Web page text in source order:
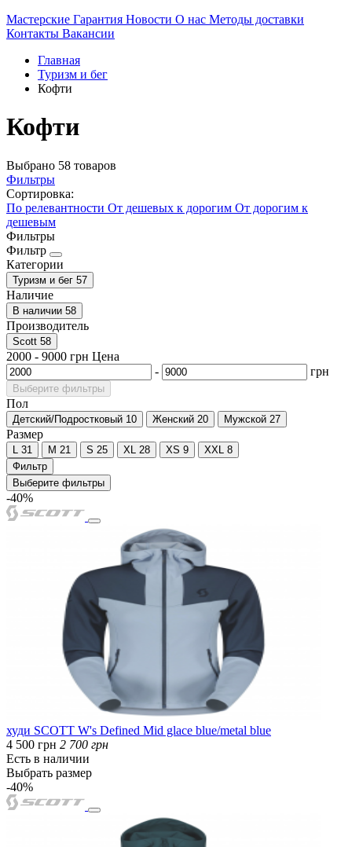
Мастерские Гарантия Новости О нас Методы доставки
Контакты Вакансии
Главная
Туризм и бег
Кофти
Кофти
Выбрано 58 товаров
Фильтры
Сортировка:
По релевантности От дешевых к дорогим От дорогим к
дешевым
Фильтры
Фильтр
Категории
Туризм и бег 57
Наличие
В наличии 58
Производитель
Scott 58
2000 - 9000 грн Цена
-
грн
Выберите фильтры
Пол
Детский/Подростковый 10 Женский 20 Мужской 27
Размер
31 M 21 S 25 XL 28 XS 9 XXL
8
Фильтр
Выберите фильтры
-40%
худи SCOTT W's Defined Mid glace blue/metal blue
4 500 грн 2 700 грн
Есть в наличии
Выбрать размер
-40%